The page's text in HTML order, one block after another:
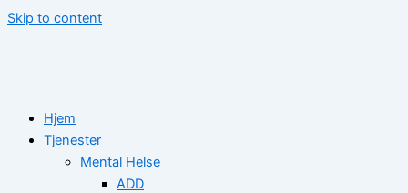
Skip to content
Hjem
Tjenester
Mental Helse
ADD